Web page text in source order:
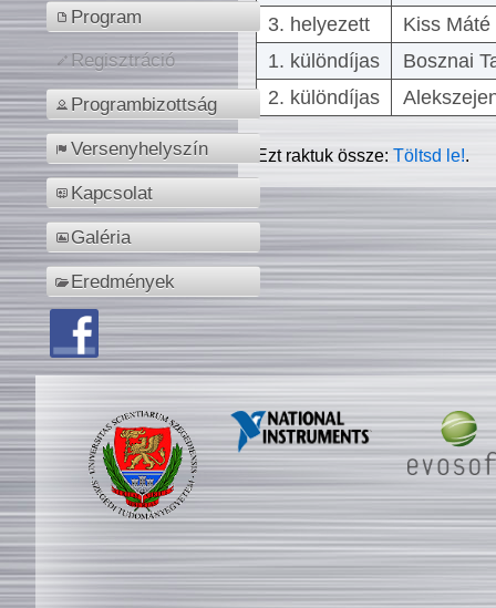
Program
Regisztráció
Programbizottság
Versenyhelyszín
Kapcsolat
Galéria
Eredmények
3. helyezett
Kiss
1. különdíjas
Bosznai
2. különdíjas
Ezt raktuk össze:Töltsd le!.